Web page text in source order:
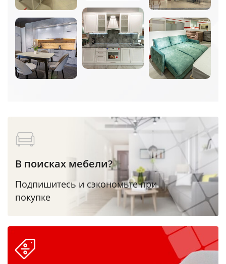
В поисках мебели?
Подпишитесь и сэкономьте при
покупке